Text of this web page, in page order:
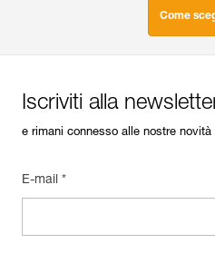
Come
Iscriviti alla
e rimani connesso alle nostre novità
E-mail *